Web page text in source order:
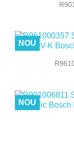
NOU
NOU